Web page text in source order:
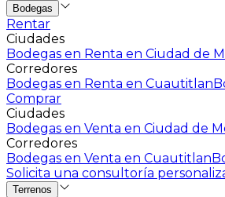
Bodegas
Rentar
Ciudades
Bodegas en Renta en Ciudad de
Corredores
Bodegas en Renta en Cuautitlan
Comprar
Ciudades
Bodegas en Venta en Ciudad de
Corredores
Bodegas en Venta en Cuautitlan
Solicita una consultoría
Terrenos